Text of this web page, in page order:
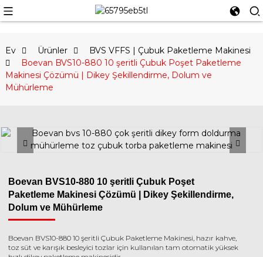
Ev Ürünler
BVS VFFS | Çubuk Paketleme Makinesi
Boevan BVS10-880 10 şeritli Çubuk Poşet Paketleme
Makinesi Çözümü | Dikey Şekillendirme, Dolum ve
Mühürleme
Boevan BVS10-880 10 şeritli Çubuk Poşet
Paketleme Makinesi Çözümü | Dikey Şekillendirme,
Dolum ve Mühürleme
Boevan BVS10-880 10 şeritli Çubuk Paketleme Makinesi, hazır kahve,
toz süt ve karışık besleyici tozlar için kullanılan tam otomatik yüksek